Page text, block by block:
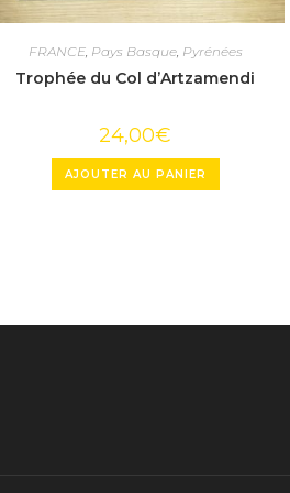
FRANCE, Pays Basque, Pyrénées
Trophée du Col d’Artzamendi
24,00€
AJOUTER AU PANIER